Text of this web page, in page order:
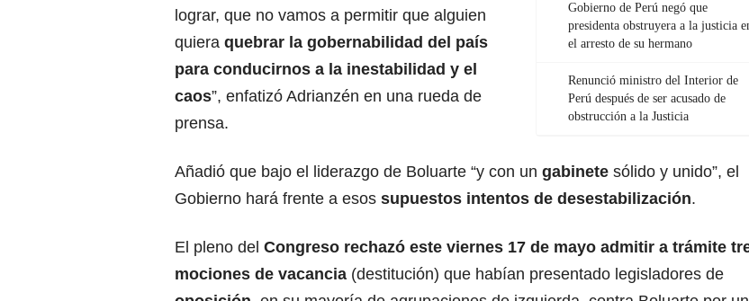
Gobierno de Perú negó que
presidenta obstruyera a la justicia
el arresto de su hermano
Renunció ministro del Interior de
Perú después de ser acusado de
obstrucción a la Justicia
lograr, que no vamos a permitir que alguien
quiera quebrar la gobernabilidad del país
para conducirnos a la inestabilidad y el
caos”, enfatizó Adrianzén en una rueda de
prensa.
Añadió que bajo el liderazgo de Boluarte “y con un gabinete sólido y unido”, el
Gobierno hará frente a esos supuestos intentos de desestabilización.
El pleno del Congreso rechazó este viernes 17 de mayo admitir a trámite
mociones de vacancia (destitución) que habían presentado legisladores de